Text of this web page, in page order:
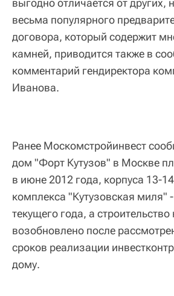
выгодно отличается от других,
весьма популярного
договора, который содержит
камней, приводится также в
комментарий гендиректора
Иванова.
Ранее Москомстройинвест
дом "Форт Кутузов" в Москве
в июне 2012 года, корпуса 13-
комплекса "Кутузовская миля"
текущего года, а строительство
возобновлено после
сроков реализации
дому.